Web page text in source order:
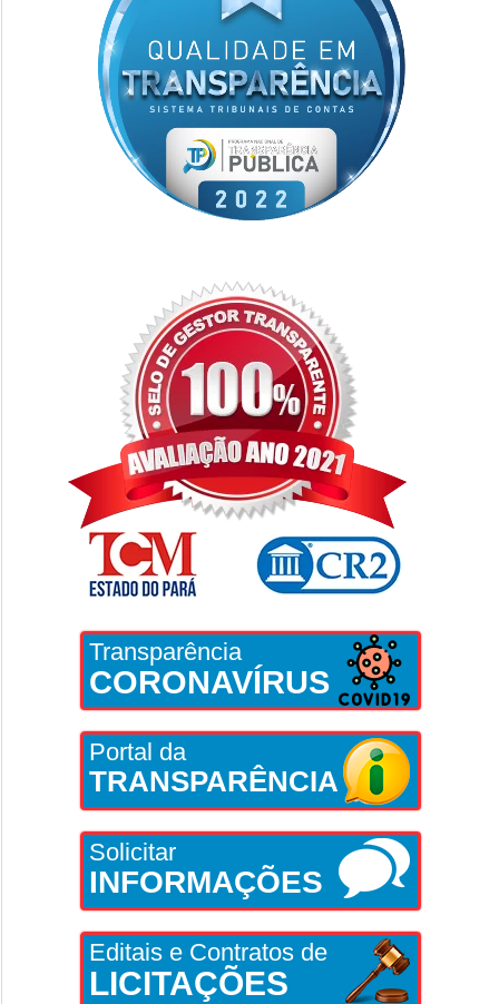
Transparência
CORONAVÍRUS
Portal da
TRANSPARÊNCIA
Solicitar
INFORMAÇÕES
Editais e Contratos de
LICITAÇÕES